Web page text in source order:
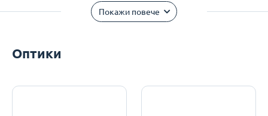
Покажи повече
Оптики